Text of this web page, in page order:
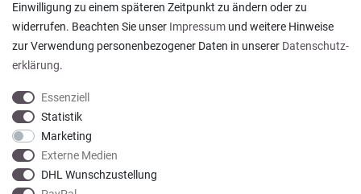
sogar mit Pflegehinweis!
Datum der Veröffentlichung: 05.08.2026
Datum der Kauferfahrung: 29.07.2026
922 Bewertungen
Einwilligung zu einem späteren Zeitpunkt zu ändern oder zu
widerrufen. Beachten Sie unser Impressum und weitere Hinweise
zur Verwendung personenbezogener Daten in unserer Daten­schutz­
erklärung.
Essenziell
Statistik
Marketing
Externe Medien
DHL Wunschzustellung